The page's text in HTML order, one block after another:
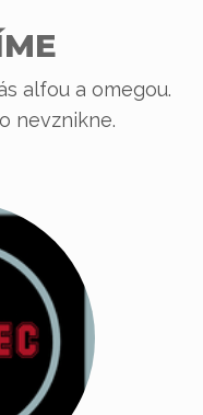
alfou a omegou.
nevznikne.